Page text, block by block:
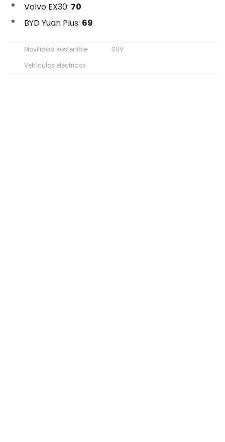
Volvo EX30: 70
BYD Yuan Plus: 69
Movilidad sostenible
SUV
Vehículos eléctricos